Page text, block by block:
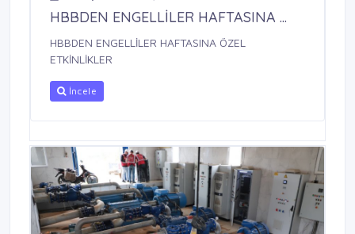
HBBDEN ENGELLİLER HAFTASINA ...
HBBDEN ENGELLİLER HAFTASINA ÖZEL
ETKİNLİKLER
İncele